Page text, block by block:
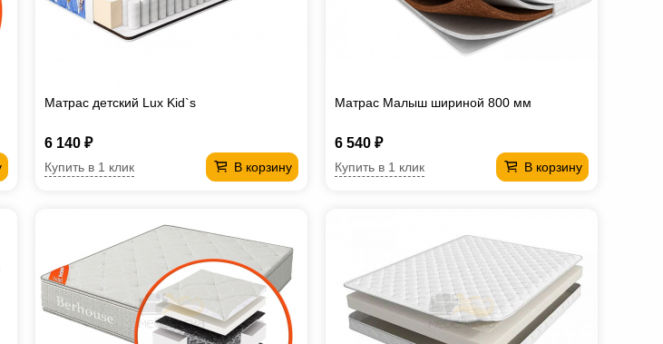
Матрас детский Lux Kid`s
6 140 ₽
В корзину
Купить в 1 клик
Матрас Малыш шириной 800 мм
6 540 ₽
В корзину
Купить в 1 клик